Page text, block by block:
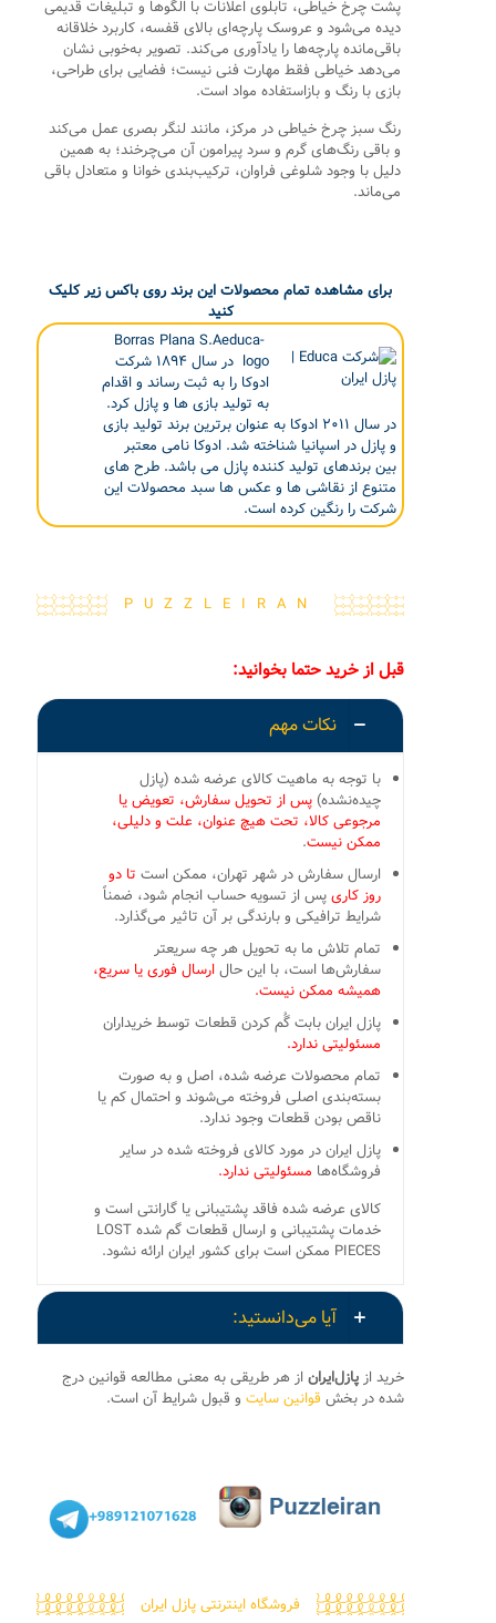
پشت چرخ خیاطی، تابلوی اعلانات با الگوها و تبلیغات قدیمی
دیده می‌شود و عروسک پارچه‌ای بالای قفسه، کاربرد خلاقانه
باقی‌مانده پارچه‌ها را یادآوری می‌کند. تصویر به‌خوبی نشان
می‌دهد خیاطی فقط مهارت فنی نیست؛ فضایی برای طراحی،
بازی با رنگ و بازاستفاده مواد است.
رنگ سبز چرخ خیاطی در مرکز، مانند لنگر بصری عمل می‌کند
و باقی رنگ‌های گرم و سرد پیرامون آن می‌چرخند؛ به همین
دلیل با وجود شلوغی فراوان، ترکیب‌بندی خوانا و متعادل باقی
می‌ماند.
برای مشاهده تمام محصولات این برند روی باکس زیر کلیک
کنید
Borras Plana S.Aeduca-
logo در سال ۱۸۹۴ شرکت
ادوکا را به ثبت رساند و اقدام
به تولید بازی ها و پازل کرد.
در سال ۲۰۱۱ ادوکا به عنوان برترین برند تولید بازی
و پازل در اسپانیا شناخته شد. ادوکا نامی معتبر
بین برندهای تولید کننده پازل می باشد. طرح های
متنوع از نقاشی ها و عکس ها سبد محصولات این
شرکت را رنگین کرده است.
PUZZLEIRAN
قبل از خرید حتما بخوانید:
نکات مهم
با توجه به ماهیت کالای عرضه شده (پازل
چیده‌نشده) پس از تحویل سفارش، تعویض یا
مرجوعی کالا، تحت هیچ عنوان، علت و دلیلی،
ممکن نیست.
ارسال سفارش در شهر تهران، ممکن است تا دو
روز کاریپس از تسویه حساب انجام شود، ضمناً
شرایط ترافیکی و بارندگی بر آن تاثیر می‌گذارد.
تمام تلاش ما به تحویل هر چه سریعتر
سفارش‌ها است، با این حالارسال فوری یا سریع،
همیشه ممکن نیست.
پازل ایران بابت گُم کردن قطعات توسط خریداران
مسئولیتی ندارد.
تمام محصولات عرضه شده، اصل و به صورت
بسته‌بندی اصلی فروخته می‌شوند و احتمال کم یا
ناقص بودن قطعات وجود ندارد.
پازل ایران در مورد کالای فروخته شده در سایر
فروشگاه‌ها مسئولیتی ندارد.
کالای عرضه شده فاقد پشتیبانی یا گارانتی است و
خدمات پشتیبانی و ارسال قطعات گم شده LOST
PIECES ممکن است برای کشور ایران ارائه نشود.
آیا می‌دانستید:
خرید از پازل‌ایران از هر طریقی به معنی مطالعه قوانین درج
شده در بخش قوانین سایت و قبول شرایط آن است.
فروشگاه اینترنتی پازل ایران